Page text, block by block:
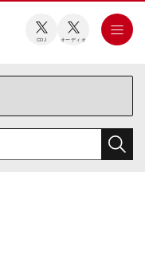
CDJ オーディオ